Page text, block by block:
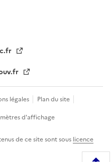
légales
Plan du site
d'affichage
de ce site sont sous licence